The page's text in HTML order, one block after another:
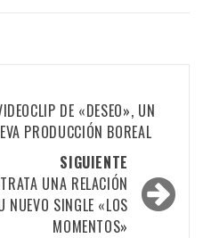
DE «DESEO», UN
PRODUCCIÓN BOREAL
SIGUIENTE
UNA RELACIÓN
NUEVO SINGLE «LOS
MOMENTOS»